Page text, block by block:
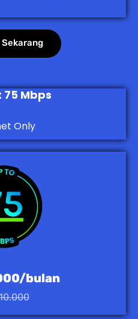
Sekarang
Mbps
Only
bulan